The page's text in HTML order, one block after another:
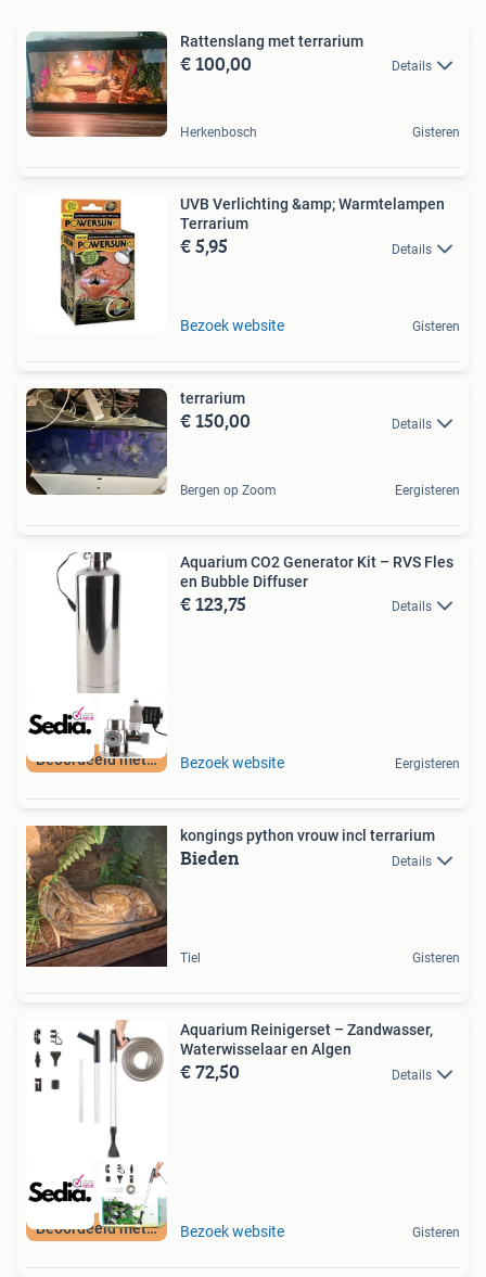
Rattenslang met terrarium
€ 100,00 Details
Herkenbosch Gisteren
UVB Verlichting &amp; Warmtelampen
Terrarium
€ 5,95 Details
Bezoek website Gisteren
terrarium
€ 150,00 Details
Bergen op Zoom Eergisteren
Beoordeeld met 9+
Aquarium CO2 Generator Kit – RVS Fles
en Bubble Diffuser
€ 123,75 Details
Bezoek website Eergisteren
kongings python vrouw incl terrarium
Bieden Details
Tiel Gisteren
Beoordeeld met 9+
Aquarium Reinigerset – Zandwasser,
Waterwisselaar en Algen
€ 72,50 Details
Bezoek website Gisteren